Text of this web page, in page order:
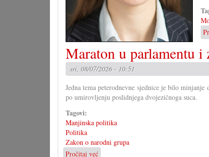
Maraton u parlamentu i
sri, 08/07/2026 - 10:51
Jedna tema peterodnevne sjednice je bilo
po umirovljenju poslidnjega dvojezičnoga suca.
Tagovi:
Manjinska politika
Politika
Zakon o narodni grupa
Pročitaj već